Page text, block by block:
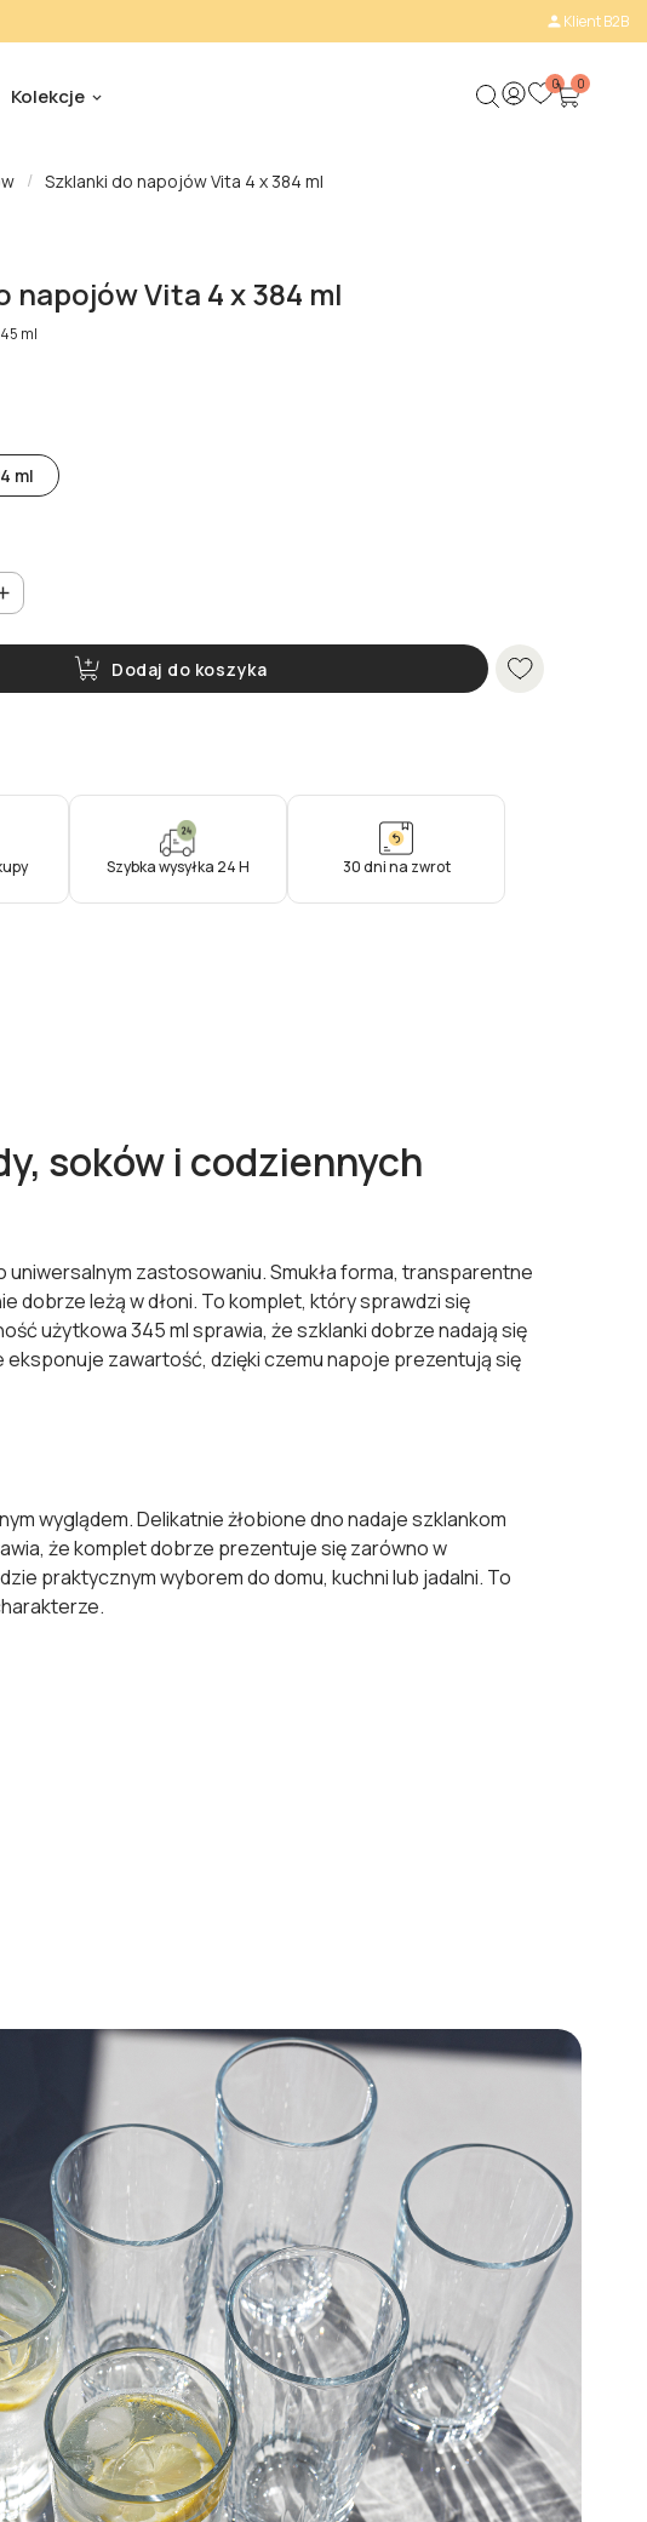
 Klient B2B
Kolekcje
0 0
Szklanki do napojów Vita 4 x 384 ml
napojów Vita 4 x 384 ml
ml
ml
Dodaj do koszyka
Szybka wysyłka 24 H 30 dni na zwrot
soków i codziennych
zastosowaniu. Smukła forma, transparentne
dobrze leżą w dłoni. To komplet, który sprawdzi się
użytkowa 345 ml sprawia, że szklanki dobrze nadają się
eksponuje zawartość, dzięki czemu napoje prezentują się
wyglądem. Delikatnie żłobione dno nadaje szklankom
że komplet dobrze prezentuje się zarówno w
praktycznym wyborem do domu, kuchni lub jadalni. To